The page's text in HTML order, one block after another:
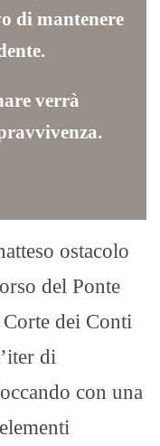
di mantenere
verrà
ostacolo
del Ponte
dei Conti
di
con una